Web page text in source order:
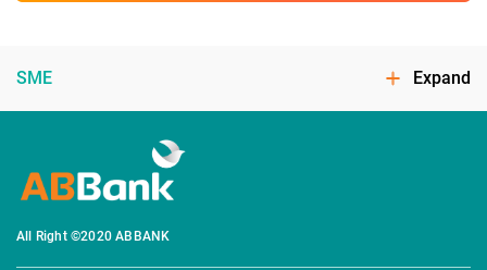
SME Expand
All Right ©2020 ABBANK